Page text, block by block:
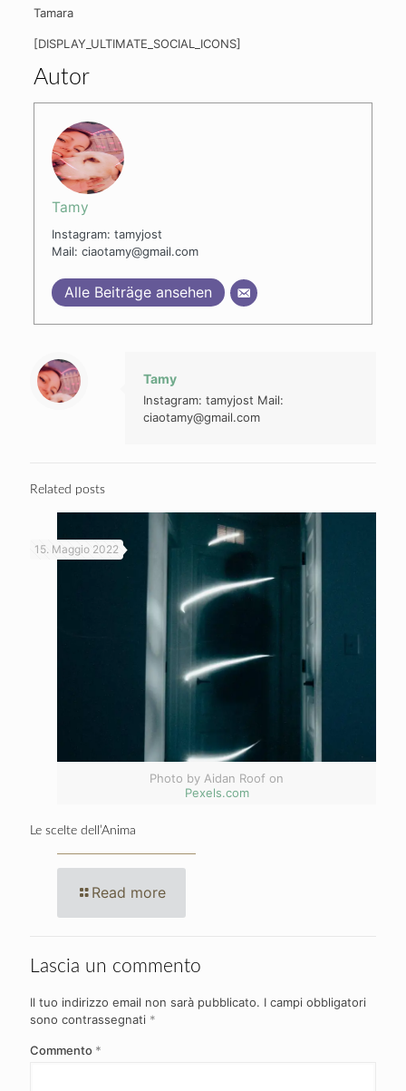
Tamara
[DISPLAY_ULTIMATE_SOCIAL_ICONS]
Autor
Tamy
Instagram: tamyjost
Mail: ciaotamy@gmail.com
Alle Beiträge ansehen
Tamy
Instagram: tamyjost Mail:
ciaotamy@gmail.com
Related posts
Photo by Aidan Roof on
Pexels.com
15. Maggio 2022
Le scelte dell’Anima
Read more
Lascia un commento
Il tuo indirizzo email non sarà pubblicato. I campi obbligatori
sono contrassegnati *
Commento *